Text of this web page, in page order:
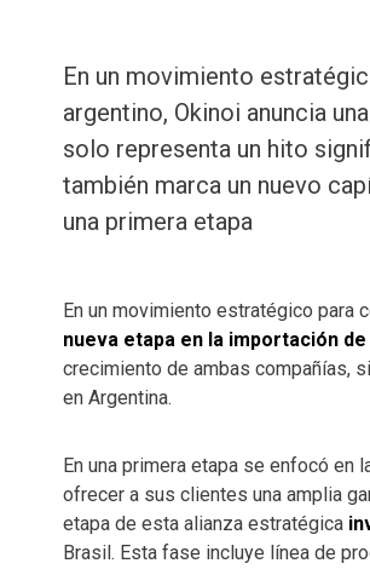
En un movimiento
argentino, Okinoi anuncia
solo representa un hito
también marca un nuevo
una primera etapa
En un movimiento estratégico para
nueva etapa en la importación
crecimiento de ambas compañías,
en Argentina.
En una primera etapa se enfocó en
ofrecer a sus clientes una amplia
etapa de esta alianza estratégica
Brasil. Esta fase incluye línea de